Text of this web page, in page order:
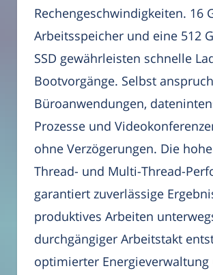
Rechengeschwindigkeiten. 16
Arbeitsspeicher und eine 512
SSD gewährleisten schnelle
Bootvorgänge. Selbst
Büroanwendungen,
Prozesse und
ohne Verzögerungen. Die
Thread- und Multi-Thread-
garantiert zuverlässige
produktives Arbeiten
durchgängiger Arbeitstakt
optimierter Energieverwaltung